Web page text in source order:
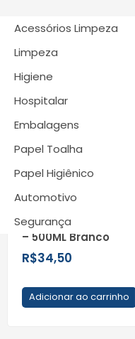
Acessórios Limpeza
Limpeza
Higiene
Hospitalar
Embalagens
Papel Toalha
Papel Higiênico
Automotivo
Segurança
Dispenser Mini para
Sabonete Liquido
Ou Álcool em Gel
Reservatório XPRO
– 500ML Branco
R$34,50
Adicionar ao carrinho